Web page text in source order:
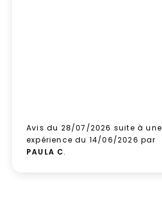
Avis du 28/07/2026 suite à une
expérience du 14/06/2026 par
PAULA C.